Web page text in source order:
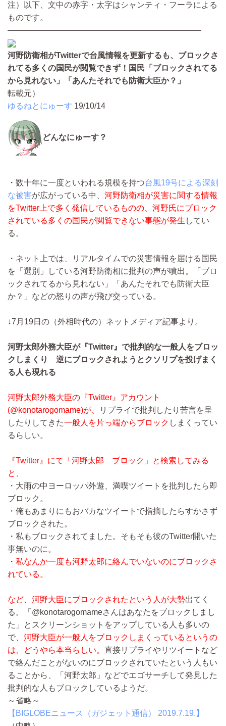
注）以下、文中の赤字・太字はシャンティ・フーラによる
ものです。
————————————————————————
河野防衛相がTwitterで台風情報を更新するも、ブロックさ
れてる多くの国民が閲覧できず！国民「ブロックされてる
から見れない」「あんたそれでも防衛大臣か？」
転載元）
ゆるねとにゅーす 19/10/14
どんなにゅーす？
・数十年に一度といわれる規模を持つ台風19号による深刻
な被害が広がっている中、 河野防衛相が災害に関する情報
をTwitter上で多く発信しているものの、河野氏にブロック
されている多くの国民が閲覧できない事態が発生 してい
る。
・ネット上では、リアルタイムでの災害情報を届ける国民
を「選別」している河野防衛相に批判の声が噴出。「ブロ
ックされてるから見れない」「あんたそれでも防衛大臣
か？」などの怒りの声が飛び交っている。
↓7月19日の（外相時代の）ネットメディア記事より。
河野太郎外務大臣が『Twitter』で批判的な一般人をブロッ
クしまくり 逆にブロックされようとクソリプを投げまく
る人も現れる
河野太郎外務大臣の『Twitter』アカウント
(@konotarogomame)が、
リプライで批判したり苦言を呈
したりしてきた一般人を片っ端からブロック しまくってい
るらしい。
『Twitter』にて「河野太郎 ブロック」と検索してみる
と、
・大雨の中ヨーロッパ外遊、満喫ツイートを批判したら即
ブロック。
・俺もあまりにもおバカなツイートで指摘したらすかさず
ブロックされた。
・私もブロックされてました。そもそも彼のTwitter開いた
事無いのに。
・ 私なんか一度も河野太郎に絡んでいないのにブロックさ
れている。
など、河野大臣にブロックされたという人が大勢出てく
る。「@konotarogomameさんはあなたをブロックしまし
た」とスクリーンショットをアップしている人も多いの
で、 河野大臣が一般人をブロックしまくっているというの
は、どうやら本当らしい。 直接リプライやリツイートなど
で絡んだことがないのにブロックされていたという人もい
ることから、「河野太郎」などでエゴサーチして発見した
批判的な人もブロックしているようだ。
～省略～
【BIGLOBEニュース（ガジェット通信） 2019.7.19.】